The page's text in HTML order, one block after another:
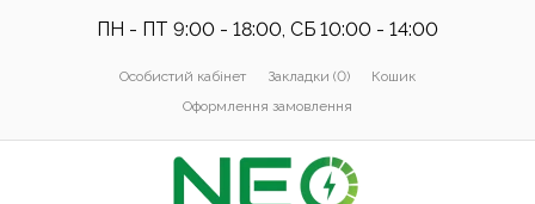
ПН - ПТ 9:00 - 18:00, СБ 10:00 - 14:00
Особистий кабінет Закладки (0)
Кошик
Оформлення замовлення